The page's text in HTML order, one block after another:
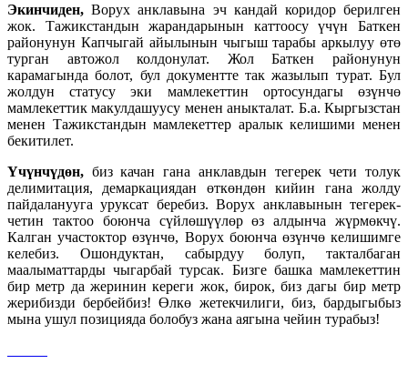
Экинчиден, Ворух анклавына эч кандай коридор берилген
жок. Тажикстандын жарандарынын каттоосу үчүн Баткен
районунун Капчыгай айылынын чыгыш тарабы аркылуу өтө
турган автожол колдонулат. Жол Баткен районунун
карамагында болот, бул документте так жазылып турат. Бул
жолдун статусу эки мамлекеттин ортосундагы өзүнчө
мамлекеттик макулдашуусу менен аныкталат. Б.а. Кыргызстан
менен Тажикстандын мамлекеттер аралык келишими менен
бекитилет.
Үчүнчүдөн, биз качан гана анклавдын тегерек чети толук
делимитация, демаркациядан өткөндөн кийин гана жолду
пайдаланууга уруксат беребиз. Ворух анклавынын тегерек-
четин тактоо боюнча сүйлөшүүлөр өз алдынча жүрмөкчү.
Калган участоктор өзүнчө, Ворух боюнча өзүнчө келишимге
келебиз. Ошондуктан, сабырдуу болуп, такталбаган
маалыматтарды чыгарбай турсак. Бизге башка мамлекеттин
бир метр да жеринин кереги жок, бирок, биз дагы бир метр
жерибизди бербейбиз! Өлкө жетекчилиги, биз, бардыгыбыз
мына ушул позицияда болобуз жана аягына чейин турабыз!